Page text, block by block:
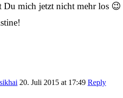
Du mich jetzt nicht mehr los 😉
20. Juli 2015 at 17:49 Reply